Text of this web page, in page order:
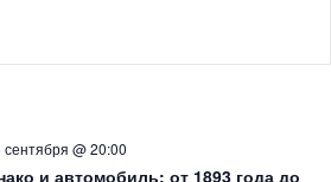
крейсерская мегаяхта мирового
являются слишком
сентября @ 20:00
и автомобиль: от 1893 года до